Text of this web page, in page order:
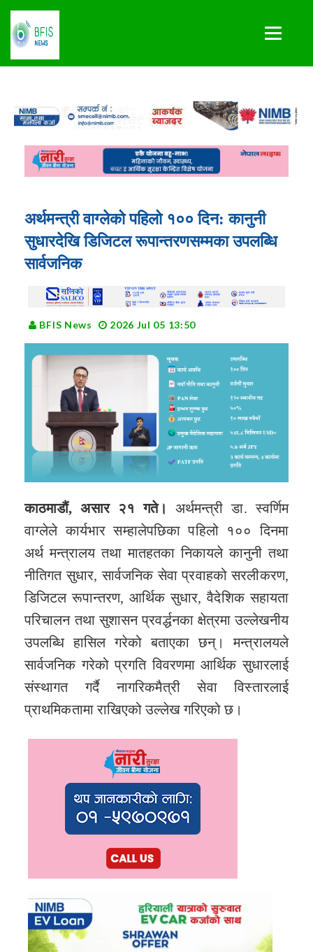
अर्थमन्त्री वाग्लेको पहिलो १०० दिन: कानुनी
सुधारदेखि डिजिटल रूपान्तरणसम्मका उपलब्धि
सार्वजनिक
BFIS News 2026 Jul 05 13:50
काठमाडौं, असार २१ गते।
अर्थमन्त्री डा. स्वर्णिम
वाग्लेले कार्यभार सम्हालेपछिका पहिलो १०० दिनमा
अर्थ मन्त्रालय तथा मातहतका निकायले कानुनी तथा
नीतिगत सुधार, सार्वजनिक सेवा प्रवाहको सरलीकरण,
डिजिटल रूपान्तरण, आर्थिक सुधार, वैदेशिक सहायता
परिचालन तथा सुशासन प्रवर्द्धनका क्षेत्रमा उल्लेखनीय
उपलब्धि हासिल गरेको बताएका छन्। मन्त्रालयले
सार्वजनिक गरेको प्रगति विवरणमा आर्थिक सुधारलाई
संस्थागत गर्दै नागरिकमैत्री सेवा विस्तारलाई
प्राथमिकतामा राखिएको उल्लेख गरिएको छ।